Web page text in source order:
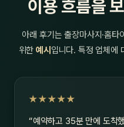
이용 흐름을
아래 후기는 출장마사지·홈타
위한예시 입니다. 특정 업체에
★★★★★
“예약하고 35분 만에 도착